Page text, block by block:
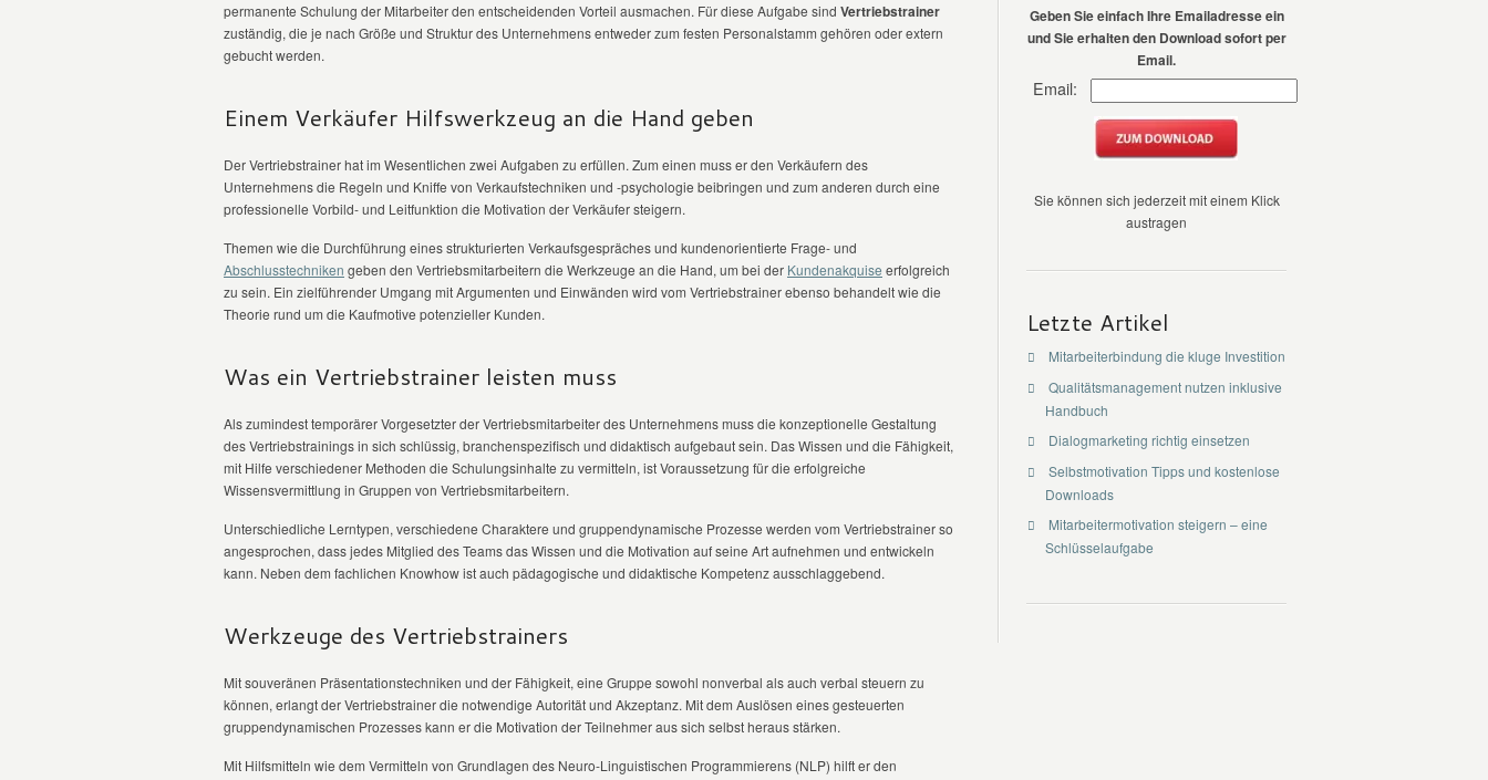
permanente Schulung der Mitarbeiter den entscheidenden Vorteil ausmachen. Für diese Aufgabe sind Vertriebstrainer
zuständig, die je nach Größe und Struktur des Unternehmens entweder zum festen Personalstamm gehören oder extern
gebucht werden.
Einem Verkäufer Hilfswerkzeug an die Hand geben
Der Vertriebstrainer hat im Wesentlichen zwei Aufgaben zu erfüllen. Zum einen muss er den Verkäufern des
Unternehmens die Regeln und Kniffe von Verkaufstechniken und -psychologie beibringen und zum anderen durch eine
professionelle Vorbild- und Leitfunktion die Motivation der Verkäufer steigern.
Themen wie die Durchführung eines strukturierten Verkaufsgespräches und kundenorientierte Frage- und
Abschlusstechniken geben den Vertriebsmitarbeitern die Werkzeuge an die Hand, um bei der Kundenakquise erfolgreich
zu sein. Ein zielführender Umgang mit Argumenten und Einwänden wird vom Vertriebstrainer ebenso behandelt wie die
Theorie rund um die Kaufmotive potenzieller Kunden.
Was ein Vertriebstrainer leisten muss
Als zumindest temporärer Vorgesetzter der Vertriebsmitarbeiter des Unternehmens muss die konzeptionelle Gestaltung
des Vertriebstrainings in sich schlüssig, branchenspezifisch und didaktisch aufgebaut sein. Das Wissen und die Fähigkeit,
mit Hilfe verschiedener Methoden die Schulungsinhalte zu vermitteln, ist Voraussetzung für die erfolgreiche
Wissensvermittlung in Gruppen von Vertriebsmitarbeitern.
Unterschiedliche Lerntypen, verschiedene Charaktere und gruppendynamische Prozesse werden vom Vertriebstrainer so
angesprochen, dass jedes Mitglied des Teams das Wissen und die Motivation auf seine Art aufnehmen und entwickeln
kann. Neben dem fachlichen Knowhow ist auch pädagogische und didaktische Kompetenz ausschlaggebend.
Werkzeuge des Vertriebstrainers
Mit souveränen Präsentationstechniken und der Fähigkeit, eine Gruppe sowohl nonverbal als auch verbal steuern zu
können, erlangt der Vertriebstrainer die notwendige Autorität und Akzeptanz. Mit dem Auslösen eines gesteuerten
gruppendynamischen Prozesses kann er die Motivation der Teilnehmer aus sich selbst heraus stärken.
Mit Hilfsmitteln wie dem Vermitteln von Grundlagen des Neuro-Linguistischen Programmierens (NLP) hilft er den
Geben Sie einfach Ihre Emailadresse ein
und Sie erhalten den Download sofort per
Email.
Email:
Sie können sich jederzeit mit einem Klick
austragen
Letzte Artikel
Mitarbeiterbindung die kluge Investition
Qualitätsmanagement nutzen inklusive
Handbuch
Dialogmarketing richtig einsetzen
Selbstmotivation Tipps und kostenlose
Downloads
Mitarbeitermotivation steigern – eine
Schlüsselaufgabe